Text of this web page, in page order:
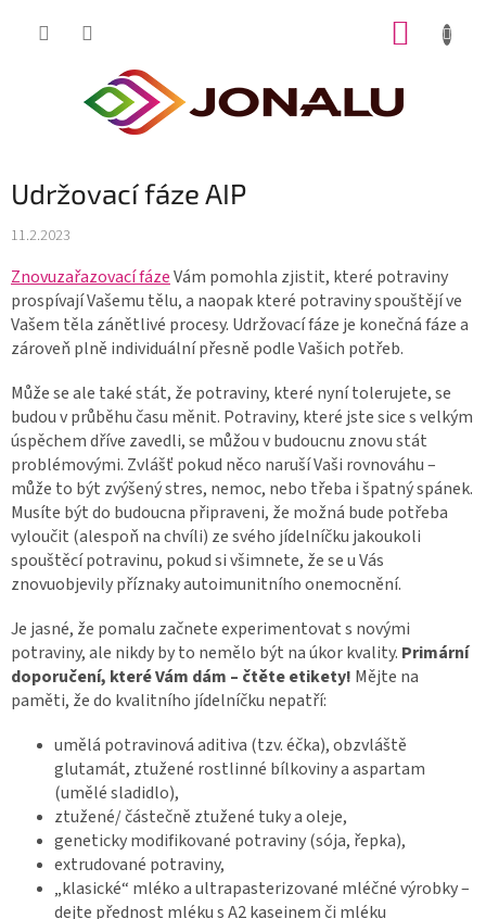
Udržovací fáze AIP
11.2.2023
Znovuzařazovací fázeVám pomohla zjistit, které potraviny
prospívají Vašemu tělu, a naopak které potraviny spouštějí ve
Vašem těla zánětlivé procesy. Udržovací fáze je konečná fáze a
zároveň plně individuální přesně podle Vašich potřeb.
Může se ale také stát, že potraviny, které nyní tolerujete, se
budou v průběhu času měnit. Potraviny, které jste sice s velkým
úspěchem dříve zavedli, se můžou v budoucnu znovu stát
problémovými. Zvlášť pokud něco naruší Vaši rovnováhu –
může to být zvýšený stres, nemoc, nebo třeba i špatný spánek.
Musíte být do budoucna připraveni, že možná bude potřeba
vyloučit (alespoň na chvíli) ze svého jídelníčku jakoukoli
spouštěcí potravinu, pokud si všimnete, že se u Vás
znovuobjevily příznaky autoimunitního onemocnění.
Je jasné, že pomalu začnete experimentovat s novými
potraviny, ale nikdy by to nemělo být na úkor kvality. Primární
doporučení, které Vám dám – čtěte etikety! Mějte na
paměti, že do kvalitního jídelníčku nepatří:
umělá potravinová aditiva (tzv. éčka), obzvláště
glutamát, ztužené rostlinné bílkoviny a aspartam
(umělé sladidlo),
ztužené/ částečně ztužené tuky a oleje,
geneticky modifikované potraviny (sója, řepka),
extrudované potraviny,
„klasické“ mléko a ultrapasterizované mléčné výrobky –
dejte přednost mléku s A2 kaseinem či mléku